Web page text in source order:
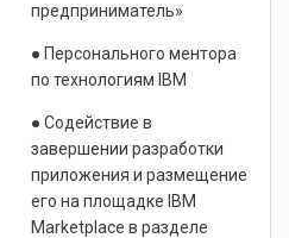
предприниматель»
● Персонального ментора
по технологиям IBM
● Содействие в
завершении разработки
приложения и размещение
его на площадке IBM
Marketplace в разделе